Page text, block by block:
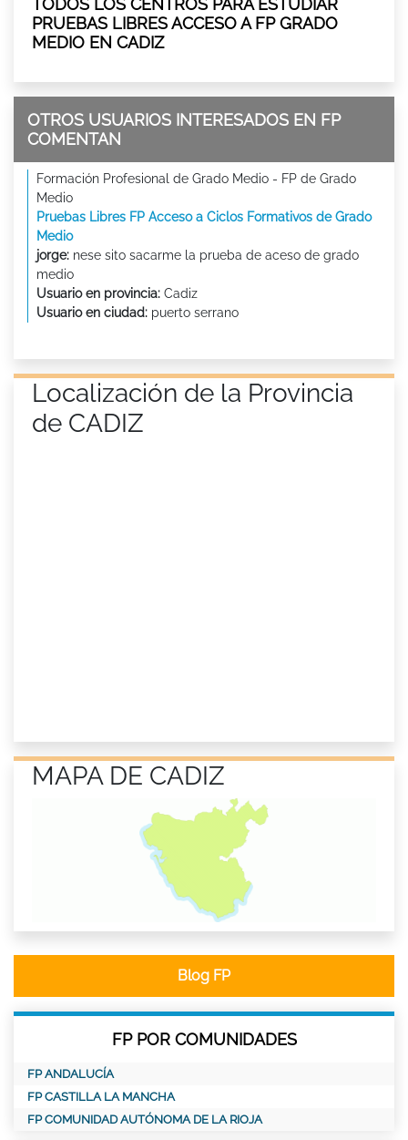
PRUEBAS LIBRES ACCESO A FP GRADO
MEDIO EN CADIZ
OTROS USUARIOS INTERESADOS EN FP
COMENTAN
Formación Profesional de Grado Medio - FP de Grado
Medio
Pruebas Libres FP Acceso a Ciclos Formativos de Grado
Medio
jorge: nese sito sacarme la prueba de aceso de grado
medio
Usuario en provincia: Cadiz
Usuario en ciudad: puerto serrano
Localización de la Provincia
de CADIZ
MAPA DE CADIZ
Blog FP
FP POR COMUNIDADES
FP ANDALUCÍA
FP CASTILLA LA MANCHA
FP COMUNIDAD AUTÓNOMA DE LA RIOJA